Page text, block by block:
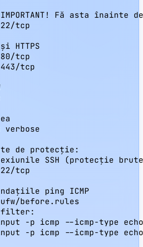
Fă asta înainte
tcp
HTTPS
tcp
tcp
de protecție:
SSH (protecție
tcp
ping ICMP
before.rules
*filter:
-p icmp --icmp-type
-p icmp --icmp-type